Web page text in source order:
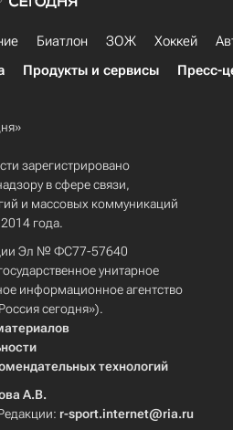
Биатлон ЗОЖ Хоккей
Продукты и сервисы Пресс-
зарегистрировано
в сфере связи,
и массовых коммуникаций
года.
Эл № ФС77-57640
унитарное
информационное агентство
сегодня»).
технологий
А.В.
r-sport.internet@ria.ru